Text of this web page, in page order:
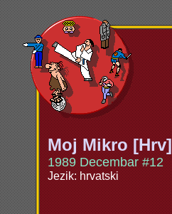
Moj Mikro [Hrv]
1989 Decembar #12
Jezik: hrvatski